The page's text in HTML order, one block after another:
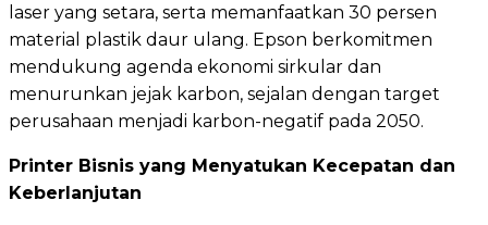
laser yang setara, serta memanfaatkan 30 persen
material plastik daur ulang. Epson berkomitmen
mendukung agenda ekonomi sirkular dan
menurunkan jejak karbon, sejalan dengan target
perusahaan menjadi karbon-negatif pada 2050.
Printer Bisnis yang Menyatukan Kecepatan dan
Keberlanjutan